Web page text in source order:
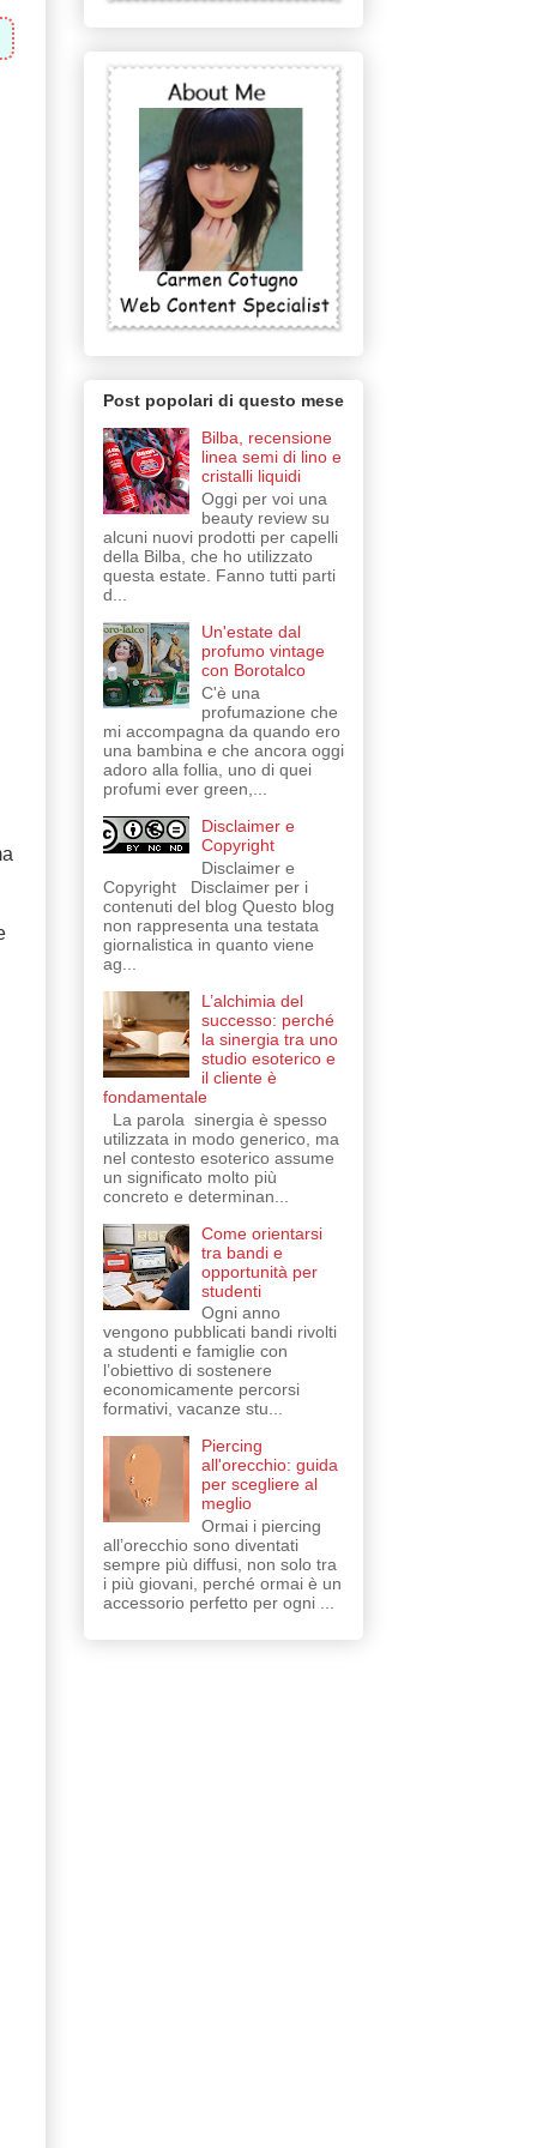
Post popolari di questo mese
Bilba, recensione
linea semi di lino e
cristalli liquidi
Oggi per voi una
beauty review su
alcuni nuovi prodotti per capelli
della Bilba, che ho utilizzato
questa estate. Fanno tutti parti
d...
Un'estate dal
profumo vintage
con Borotalco
C'è una
profumazione che
mi accompagna da quando ero
una bambina e che ancora oggi
adoro alla follia, uno di quei
profumi ever green,...
Disclaimer e
Copyright
Disclaimer e
Copyright Disclaimer per i
contenuti del blog Questo blog
non rappresenta una testata
giornalistica in quanto viene
ag...
L’alchimia del
successo: perché
la sinergia tra uno
studio esoterico e
il cliente è
fondamentale
La parola sinergia è spesso
utilizzata in modo generico, ma
nel contesto esoterico assume
un significato molto più
concreto e determinan...
Come orientarsi
tra bandi e
opportunità per
studenti
Ogni anno
vengono pubblicati bandi rivolti
a studenti e famiglie con
l’obiettivo di sostenere
economicamente percorsi
formativi, vacanze stu...
Piercing
all'orecchio: guida
per scegliere al
meglio
Ormai i piercing
all’orecchio sono diventati
sempre più diffusi, non solo tra
i più giovani, perché ormai è un
accessorio perfetto per ogni ...